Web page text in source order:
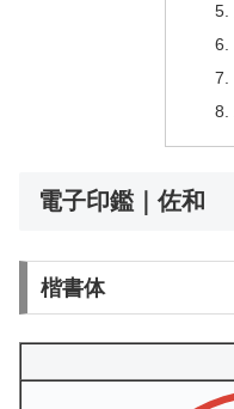
電子印鑑｜佐和
楷書体